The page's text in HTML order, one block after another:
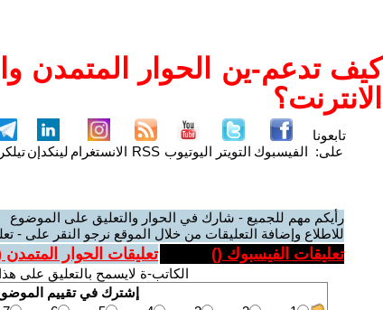
كيف تدعم-ين الحوار المتمدن
الانترنت؟
تابعونا
على: الفيسبوك التويتر اليوتيوب RSS الانستغرام لينكدإن
رأيكم مهم للجميع - شارك في الحوار والتعليق على الموضوع
للاطلاع وإضافة التعليقات من خلال الموقع نرجو النقر على -
تعليقات الفيسبوك () تعليقات الحوار المتمدن
الكاتب-ة لايسمح بالتعليق على